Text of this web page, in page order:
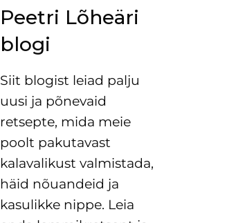
Peetri Lõheäri
blogi
Siit blogist leiad palju
uusi ja põnevaid
retsepte, mida meie
poolt pakutavast
kalavalikust valmistada,
häid nõuandeid ja
kasulikke nippe. Leia